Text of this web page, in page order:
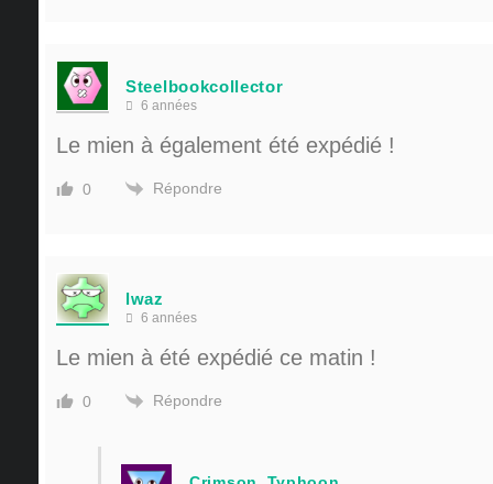
Steelbookcollector
6 années
Le mien à également été expédié !
0 Répondre
lwaz
6 années
Le mien à été expédié ce matin !
0 Répondre